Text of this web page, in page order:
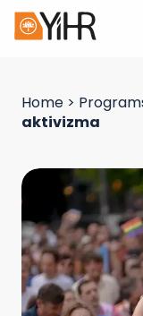
Home >
aktivizma